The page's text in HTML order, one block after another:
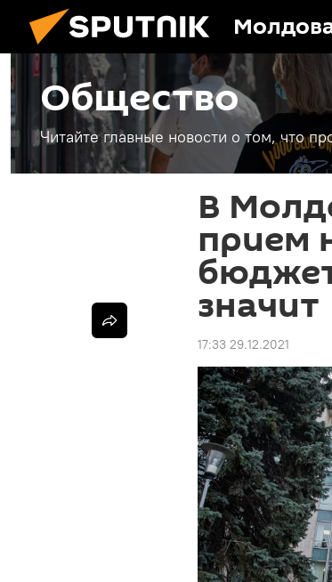
Общество
Читайте главные новости о том, что
В
прием
значит
17:33 29.12.2021